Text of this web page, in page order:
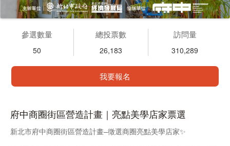
參選數量
50
總投票數
26,183
訪問量
310,289
我要報名
府中商圈街區營造計畫｜亮點美學店家票選
新北市府中商圈街區營造計畫–徵選商圈亮點美學店家✨